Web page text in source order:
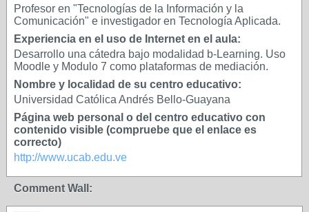
Profesor en "Tecnologías de la Información y la
Comunicación" e investigador en Tecnología Aplicada.
Experiencia en el uso de Internet en el aula:
Desarrollo una cátedra bajo modalidad b-Learning. Uso
Moodle y Modulo 7 como plataformas de mediación.
Nombre y localidad de su centro educativo:
Universidad Católica Andrés Bello-Guayana
Página web personal o del centro educativo con
contenido visible (compruebe que el enlace es
correcto)
http://www.ucab.edu.ve
Comment Wall: